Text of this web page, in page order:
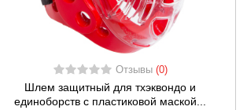
Отзывы (0)
Шлем защитный для тхэквондо и
единоборств с пластиковой маской...